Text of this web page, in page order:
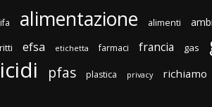
alimentazione alimenti
efsa etichetta farmaci francia gas
pfas plastica privacy richiamo